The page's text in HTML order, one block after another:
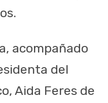
acompañado
del
Aida Feres de